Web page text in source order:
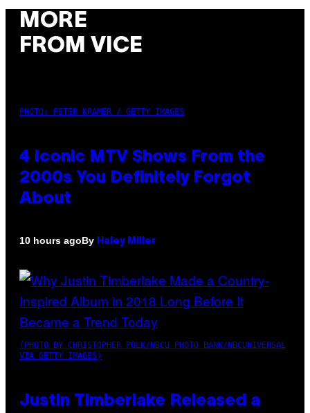
MORE
FROM VICE
PHOTO: PETER KRAMER / GETTY IMAGES
4 Iconic MTV Shows From the
2000s You Definitely Forgot
About
10 hours agoBy Haley Miller
(PHOTO BY CHRISTOPHER POLK/NBCU PHOTO BANK/NBCUNIVERSAL
VIA GETTY IMAGES)
Justin Timberlake Released a